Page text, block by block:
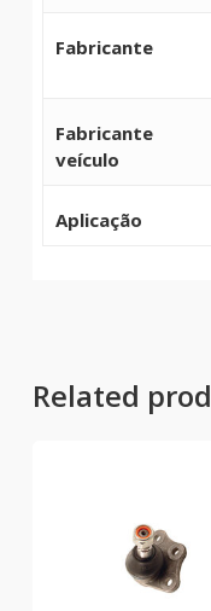
Fabricante
Fabricante
veículo
Aplicação
Related